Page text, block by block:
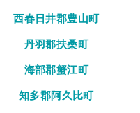
西春日井郡豊山町
丹羽郡扶桑町
海部郡蟹江町
知多郡阿久比町